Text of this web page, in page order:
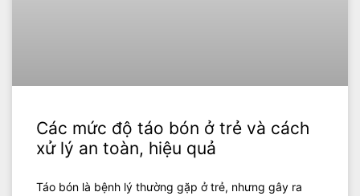
Các mức độ táo bón ở trẻ và cách
xử lý an toàn, hiệu quả
Táo bón là bệnh lý thường gặp ở trẻ, nhưng gây ra